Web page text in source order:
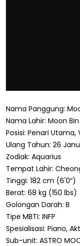
Nama Panggung:
Nama Lahir: Moon
Posisi: Penari
Ulang Tahun: 26
Zodiak: Aquarius
Tempat Lahir:
Tinggi: 182 cm (6'0″)
Berat: 68 kg (150 lbs)
Golongan Darah: B
Tipe MBTI: INFP
Spesialisasi: Piano,
Sub-unit: ASTRO